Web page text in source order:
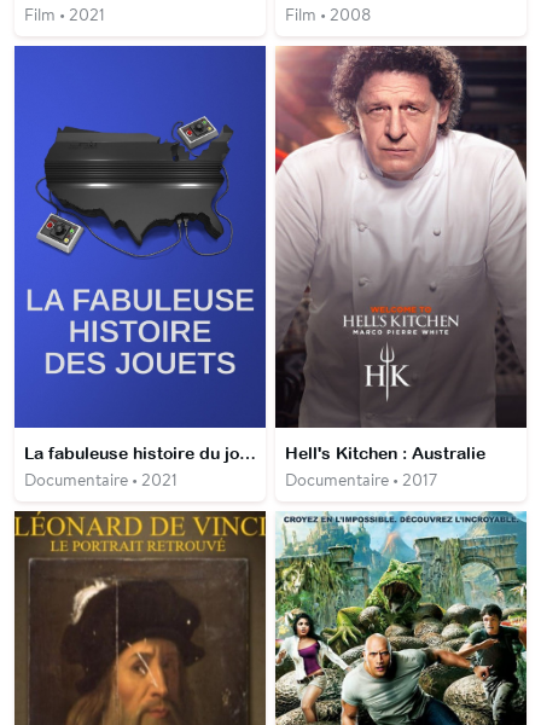
Film • 2021 Film • 2008
La fabuleuse histoire du jouet
Documentaire • 2021
Hell's Kitchen : Australie
Documentaire • 2017